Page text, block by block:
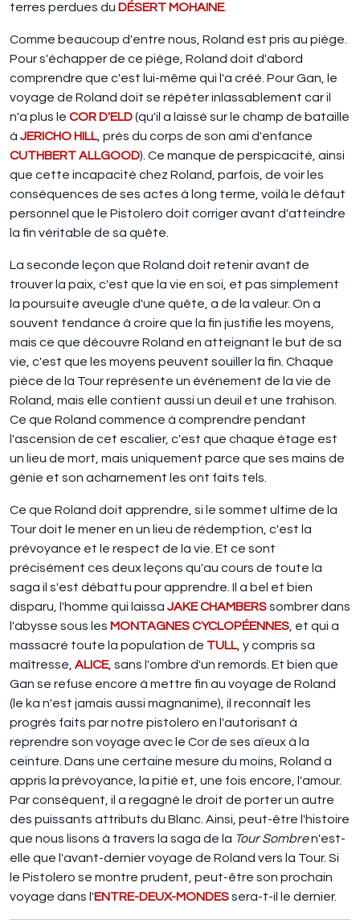
terres perdues du DÉSERT MOHAINE.
Comme beaucoup d'entre nous, Roland est pris au piège.
Pour s'échapper de ce piège, Roland doit d'abord
comprendre que c'est lui-même qui l'a créé. Pour Gan, le
voyage de Roland doit se répéter inlassablement car il
n'a plus le COR D'ELD(qu'il a laissé sur le champ de bataille
à JERICHO HILL, près du corps de son ami d'enfance
CUTHBERT ALLGOOD). Ce manque de perspicacité, ainsi
que cette incapacité chez Roland, parfois, de voir les
conséquences de ses actes à long terme, voilà le défaut
personnel que le Pistolero doit corriger avant d'atteindre
la fin véritable de sa quête.
La seconde leçon que Roland doit retenir avant de
trouver la paix, c'est que la vie en soi, et pas simplement
la poursuite aveugle d'une quête, a de la valeur. On a
souvent tendance à croire que la fin justifie les moyens,
mais ce que découvre Roland en atteignant le but de sa
vie, c'est que les moyens peuvent souiller la fin. Chaque
pièce de la Tour représente un événement de la vie de
Roland, mais elle contient aussi un deuil et une trahison.
Ce que Roland commence à comprendre pendant
l'ascension de cet escalier, c'est que chaque étage est
un lieu de mort, mais uniquement parce que ses mains de
génie et son acharnement les ont faits tels.
Ce que Roland doit apprendre, si le sommet ultime de la
Tour doit le mener en un lieu de rédemption, c'est la
prévoyance et le respect de la vie. Et ce sont
précisément ces deux leçons qu'au cours de toute la
saga il s'est débattu pour apprendre. Il a bel et bien
disparu, l'homme qui laissa JAKE CHAMBERSsombrer dans
l'abysse sous les MONTAGNES CYCLOPÉENNES, et qui a
massacré toute la population de TULL, y compris sa
maîtresse, ALICE, sans l'ombre d'un remords. Et bien que
Gan se refuse encore à mettre fin au voyage de Roland
(le ka n'est jamais aussi magnanime), il reconnaît les
progrès faits par notre pistolero en l'autorisant à
reprendre son voyage avec le Cor de ses aïeux à la
ceinture. Dans une certaine mesure du moins, Roland a
appris la prévoyance, la pitié et, une fois encore, l'amour.
Par conséquent, il a regagné le droit de porter un autre
des puissants attributs du Blanc. Ainsi, peut-être l'histoire
que nous lisons à travers la saga de la Tour Sombren'est-
elle que l'avant-dernier voyage de Roland vers la Tour. Si
le Pistolero se montre prudent, peut-être son prochain
voyage dans l'ENTRE-DEUX-MONDESsera-t-il le dernier.